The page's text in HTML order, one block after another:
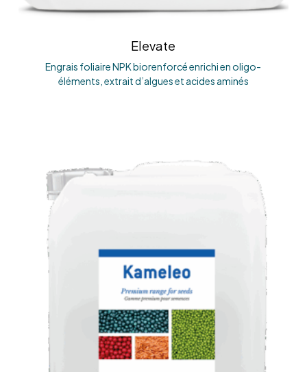
Elevate
Engrais foliaire NPK biorenforcé enrichi en oligo-
éléments, extrait d’algues et acides aminés